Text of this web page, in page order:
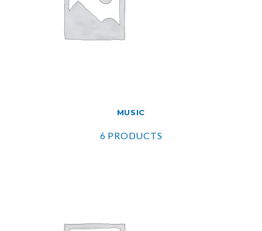
MUSIC
6 PRODUCTS